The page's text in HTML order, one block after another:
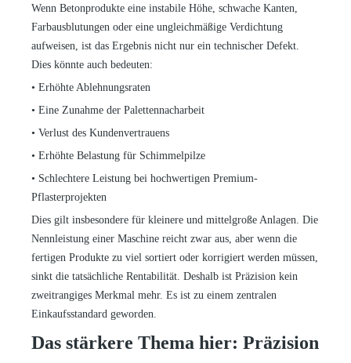
Wenn Betonprodukte eine instabile Höhe, schwache Kanten,
Farbausblutungen oder eine ungleichmäßige Verdichtung
aufweisen, ist das Ergebnis nicht nur ein technischer Defekt.
Dies könnte auch bedeuten:
• Erhöhte Ablehnungsraten
• Eine Zunahme der Palettennacharbeit
• Verlust des Kundenvertrauens
• Erhöhte Belastung für Schimmelpilze
• Schlechtere Leistung bei hochwertigen Premium-
Pflasterprojekten
Dies gilt insbesondere für kleinere und mittelgroße Anlagen. Die
Nennleistung einer Maschine reicht zwar aus, aber wenn die
fertigen Produkte zu viel sortiert oder korrigiert werden müssen,
sinkt die tatsächliche Rentabilität. Deshalb ist Präzision kein
zweitrangiges Merkmal mehr. Es ist zu einem zentralen
Einkaufsstandard geworden.
Das stärkere Thema hier: Präzision